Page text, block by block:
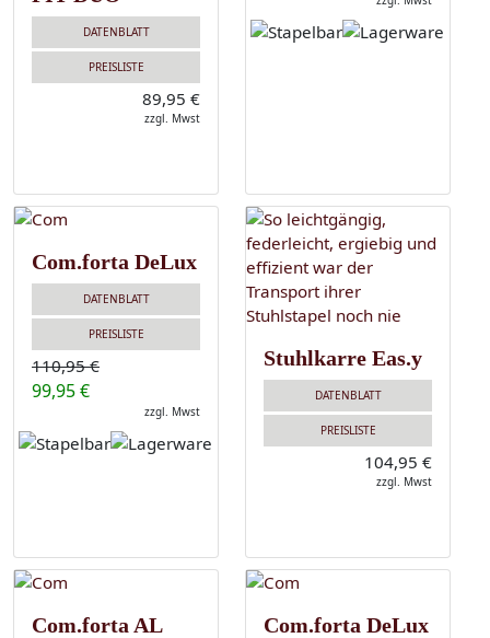
DATENBLATT
PREISLISTE
89,95 €
zzgl. Mwst
Com.forta DeLux
DATENBLATT
PREISLISTE
110,95 €
99,95 €
zzgl. Mwst
Stuhlkarre Eas.y
DATENBLATT
PREISLISTE
104,95 €
zzgl. Mwst
Com.forta AL
Com.forta DeLux